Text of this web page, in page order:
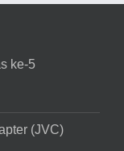
ke-5
(JVC)